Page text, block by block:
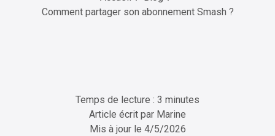
Comment partager son abonnement Smash ?
Temps de lecture : 3 minutes
Article écrit par Marine
Mis à jour le 4/5/2026